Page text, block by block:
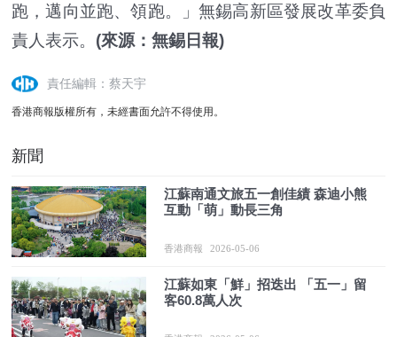
跑，邁向並跑、領跑。」無錫高新區發展改革委負
責人表示。 (來源：無錫日報)
責任編輯：蔡天宇
香港商報版權所有，未經書面允許不得使用。
新聞
江蘇南通文旅五一創佳績 森迪小熊
互動「萌」動長三角
香港商報 2026-05-06
江蘇如東「鮮」招迭出 「五一」留
客60.8萬人次